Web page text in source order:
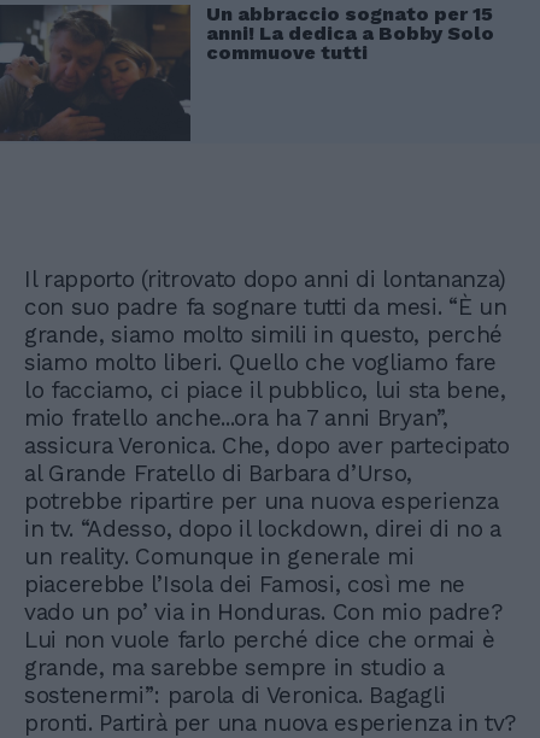
Un abbraccio sognato per 15
anni! La dedica a Bobby Solo
commuove tutti
Il rapporto (ritrovato dopo anni di lontananza)
con suo padre fa sognare tutti da mesi. “È un
grande, siamo molto simili in questo, perché
siamo molto liberi. Quello che vogliamo fare
lo facciamo, ci piace il pubblico, lui sta bene,
mio fratello anche...ora ha 7 anni Bryan”,
assicura Veronica. Che, dopo aver partecipato
al Grande Fratello di Barbara d’Urso,
potrebbe ripartire per una nuova esperienza
in tv. “Adesso, dopo il lockdown, direi di no a
un reality. Comunque in generale mi
piacerebbe l’Isola dei Famosi, così me ne
vado un po’ via in Honduras. Con mio padre?
Lui non vuole farlo perché dice che ormai è
grande, ma sarebbe sempre in studio a
sostenermi”: parola di Veronica. Bagagli
pronti. Partirà per una nuova esperienza in tv?